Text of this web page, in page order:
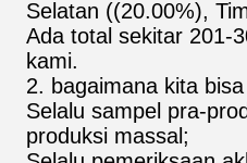
Selatan ((20.00%),
Ada total sekitar 201-
kami.
2. bagaimana kita
Selalu sampel pra-
produksi massal;